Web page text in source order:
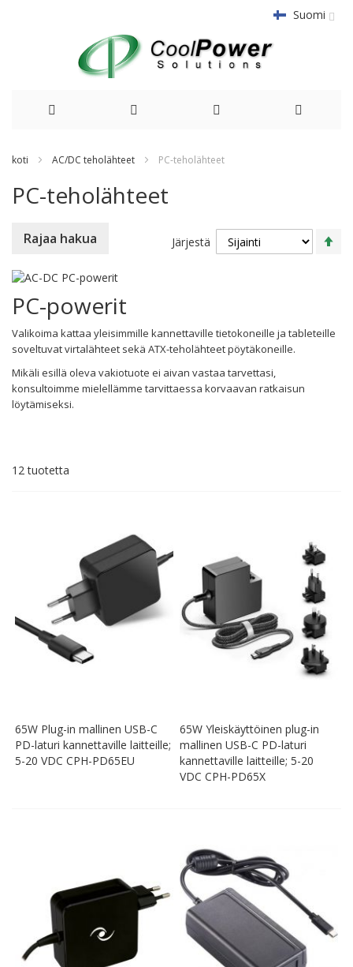
Suomi
koti AC/DC teholähteet PC-teholähteet
PC-teholähteet
PC-powerit
Valikoima kattaa yleisimmille kannettaville tietokoneille ja tableteille
soveltuvat virtalähteet sekä ATX-teholähteet pöytäkoneille.
Mikäli esillä oleva vakiotuote ei aivan vastaa tarvettasi,
konsultoimme mielellämme tarvittaessa korvaavan ratkaisun
löytämiseksi.
12tuotetta
Järjestä
65W Plug-in mallinen USB-C
PD-laturi kannettaville laitteille;
5-20 VDC CPH-PD65EU
65W Yleiskäyttöinen plug-in
mallinen USB-C PD-laturi
kannettaville laitteille; 5-20
VDC CPH-PD65X
Rajaa hakua